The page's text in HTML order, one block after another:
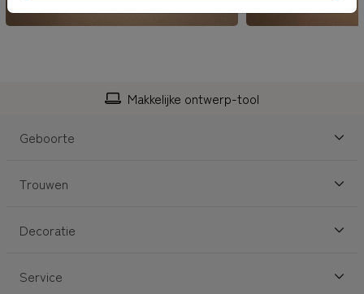
Personaliseerbaar
Geboorte
Trouwen
Decoratie
Service